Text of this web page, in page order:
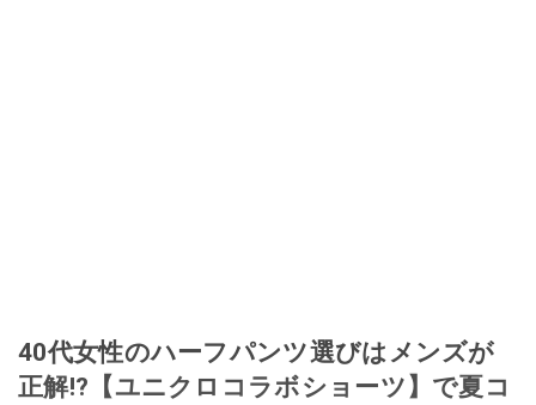
40代女性のハーフパンツ選びはメンズが
正解!?【ユニクロコラボショーツ】で夏コ